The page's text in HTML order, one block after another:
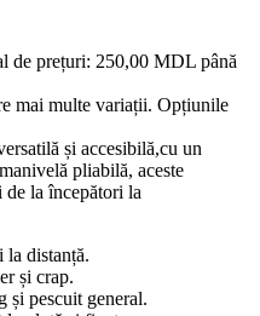
de prețuri: 250,00 MDL până
mai multe variații. Opțiunile
și accesibilă,cu un
pliabilă, aceste
de la începători la
la distanță.
și crap.
și pescuit general.